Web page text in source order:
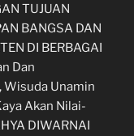
TUJUAN
BANGSA DAN
DI BERBAGAI
Dan
Wisuda Unamin
Akan Nilai-
DIWARNAI